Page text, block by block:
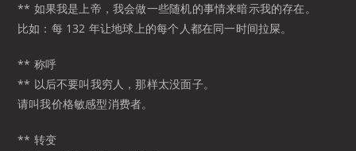
** 如果我是上帝，我会做一些随机的事情来暗示我的存在。
比如：每 132 年让地球上的每个人都在同一时间拉屎。
** 称呼
** 以后不要叫我穷人，那样太没面子。
请叫我价格敏感型消费者。
** 转变